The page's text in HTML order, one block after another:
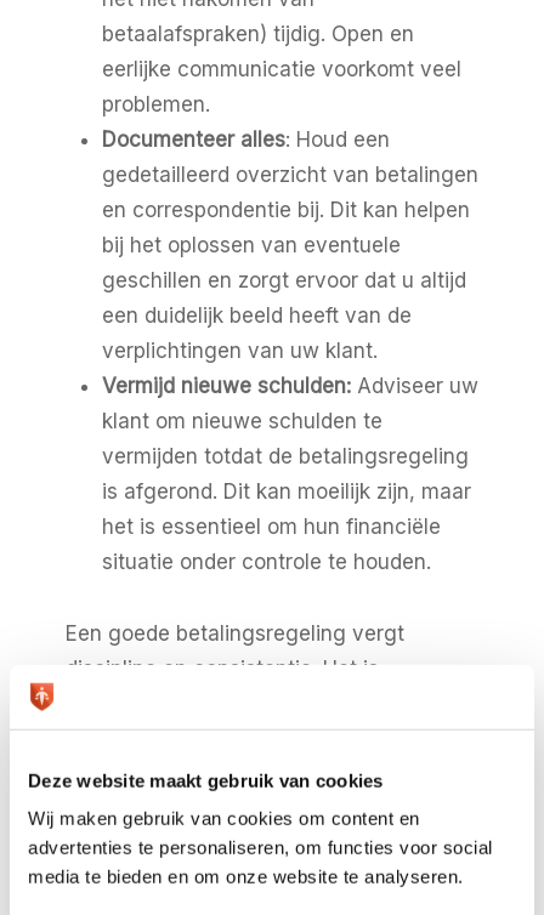
Deze website maakt gebruik van cookies
Wij maken gebruik van cookies om content en
advertenties te personaliseren, om functies voor social
media te bieden en om onze website te analyseren.
betaalafspraken) tijdig. Open en
eerlijke communicatie voorkomt veel
problemen.
Documenteer alles: Houd een
gedetailleerd overzicht van betalingen
en correspondentie bij. Dit kan helpen
bij het oplossen van eventuele
geschillen en zorgt ervoor dat u altijd
een duidelijk beeld heeft van de
verplichtingen van uw klant.
Vermijd nieuwe schulden:Adviseer uw
klant om nieuwe schulden te
vermijden totdat de betalingsregeling
is afgerond. Dit kan moeilijk zijn, maar
het is essentieel om hun financiële
situatie onder controle te houden.
Een goede betalingsregeling vergt
discipline en consistentie. Het is
frustraties, uw klant te ondersteunen bij
het nakomen van de afgesproken
termijnen en eventuele andere afspraken.